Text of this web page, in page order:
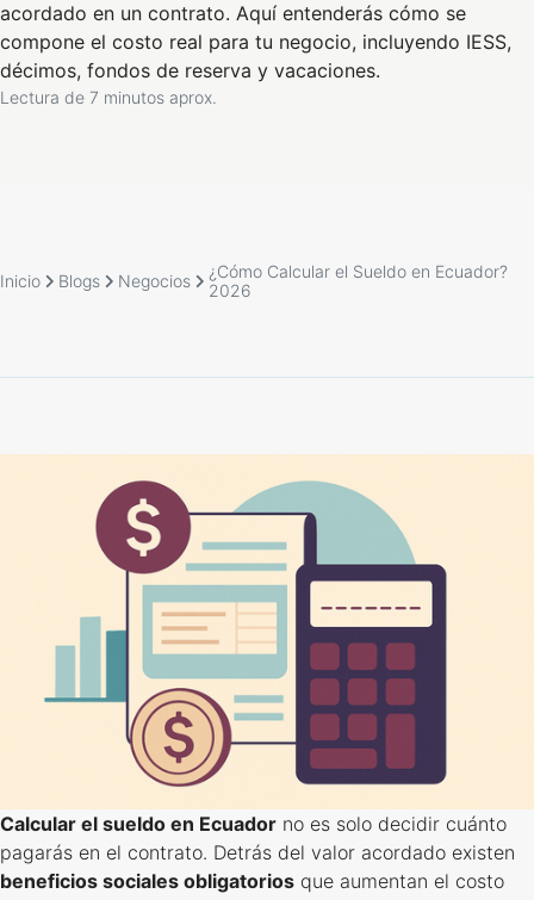
acordado en un contrato. Aquí entenderás cómo se
compone el costo real para tu negocio, incluyendo IESS,
décimos, fondos de reserva y vacaciones.
Lectura de 7 minutos aprox.
Inicio Blogs Negocios
¿Cómo Calcular el Sueldo en Ecuador?
2026
Calcular el sueldo en Ecuador no es solo decidir cuánto
pagarás en el contrato. Detrás del valor acordado existen
beneficios sociales obligatorios que aumentan el costo